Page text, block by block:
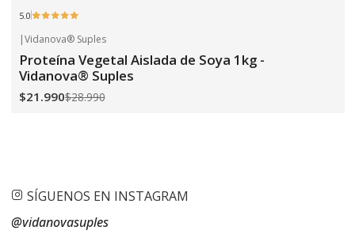
5.0
-24% OFF
|Vidanova® Suples
Proteína Vegetal Aislada de Soya 1kg -
Vidanova® Suples
$21.990$28.990
SÍGUENOS EN INSTAGRAM
@vidanovasuples